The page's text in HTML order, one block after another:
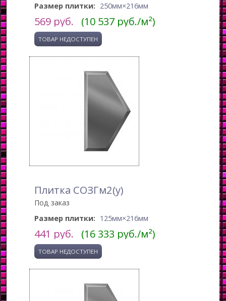
Размер плитки: 250мм×216мм
569 руб. (10 537 руб./м²)
Плитка СОЗГм2(у)
Под заказ
Размер плитки: 125мм×216мм
441 руб. (16 333 руб./м²)